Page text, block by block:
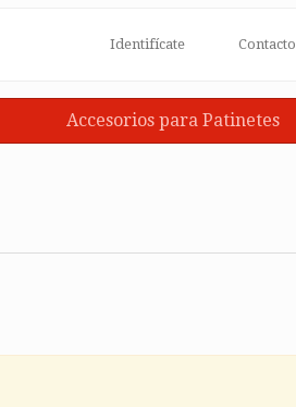
Identifícate Contacto
Accesorios para Patinetes